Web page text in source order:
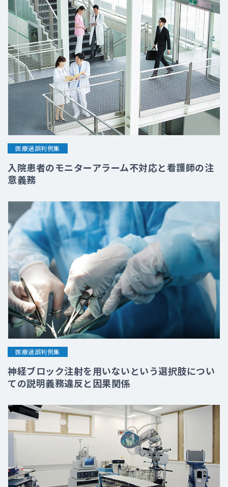
医療過誤判例集
入院患者のモニターアラーム不対応と看護師の注
意義務
医療過誤判例集
神経ブロック注射を用いないという選択肢につい
ての説明義務違反と因果関係